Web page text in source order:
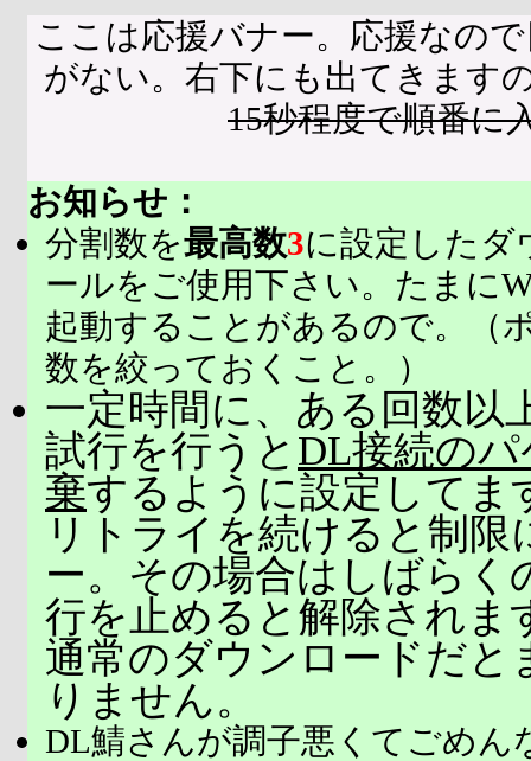
ここは応援バナー。応援なの
がない。右下にも出てきます
15秒程度で順番に
お知らせ：
分割数を最高数3に設定したダ
ールをご使用下さい。たまに
起動することがあるので。（
数を絞っておくこと。）
一定時間に、ある回数以
試行を行うと DL接続の
棄するように設定してま
リトライを続けると制限
ー。その場合はしばらく
行を止めると解除されま
通常のダウンロードだと
りません。
DL鯖さんが調子悪くてごめん